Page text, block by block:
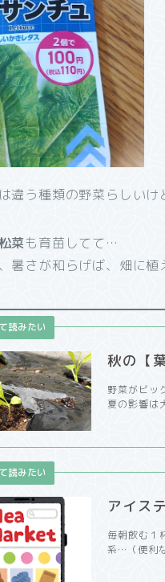
違う種類の野菜らしい
菜も育苗してて…
暑さが和らげば、畑に植
秋の【
野菜がビッ
夏の影響は
アイス
毎朝飲む１
系…（便利